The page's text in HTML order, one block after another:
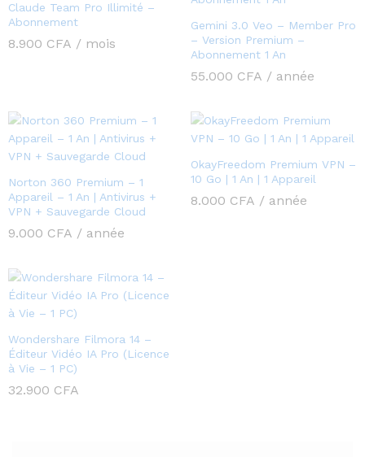
Claude Team Pro Illimité –
Abonnement
8.900 CFA / mois
Gemini 3.0 Veo – Member Pro
– Version Premium –
Abonnement 1 An
55.000 CFA / année
Norton 360 Premium – 1
Appareil – 1 An | Antivirus +
VPN + Sauvegarde Cloud
9.000 CFA / année
OkayFreedom Premium VPN –
10 Go | 1 An | 1 Appareil
8.000 CFA / année
Wondershare Filmora 14 –
Éditeur Vidéo IA Pro (Licence
à Vie – 1 PC)
32.900 CFA